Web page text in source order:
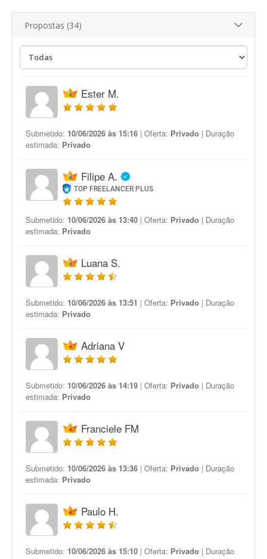
Propostas (34)
Ester M.
Submetido: 10/06/2026 às 15:16 | Oferta: Privado | Duração
estimada: Privado
Filipe A.
TOP FREELANCER PLUS
Submetido: 10/06/2026 às 13:40 | Oferta: Privado | Duração
estimada: Privado
Luana S.
Submetido: 10/06/2026 às 13:51 | Oferta: Privado | Duração
estimada: Privado
Adriana V
Submetido: 10/06/2026 às 14:19 | Oferta: Privado | Duração
estimada: Privado
Franciele FM
Submetido: 10/06/2026 às 13:36 | Oferta: Privado | Duração
estimada: Privado
Paulo H.
Submetido: 10/06/2026 às 15:10 | Oferta: Privado | Duração